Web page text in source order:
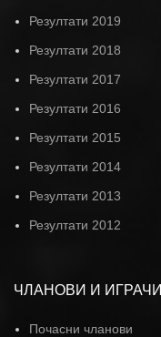
Резултати 2019
Резултати 2018
Резултати 2017
Резултати 2016
Резултати 2015
Резултати 2014
Резултати 2013
Резултати 2012
ЧЛАНОВИ И ИГРАЧИ
Почасни чланови